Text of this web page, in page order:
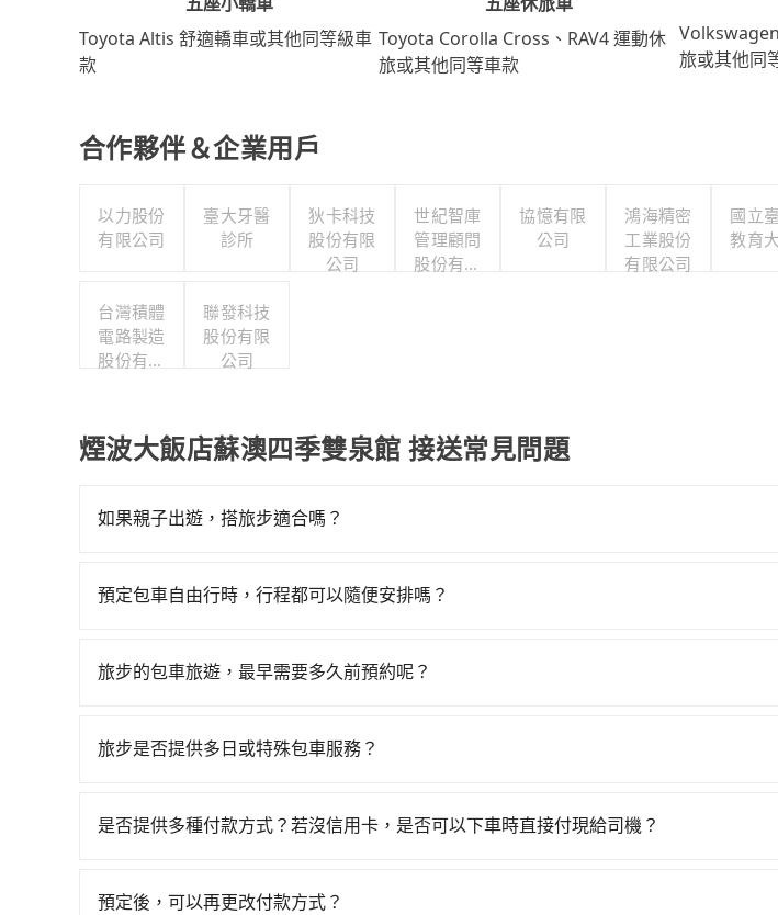
Toyota Altis 舒適轎車或其他同等級車
款
Toyota Corolla Cross、RAV4 運動休
旅或其他同等車款
旅或其他同
合作夥伴＆企業用戶
以力股份
有限公司
臺大牙醫
診所
狄卡科技
股份有限
公司
世紀智庫
管理顧問
股份有限
協憶有限
公司
鴻海精密
工業股份
有限公司
國立
教育
台灣積體
電路製造
股份有限
聯發科技
股份有限
公司
煙波大飯店蘇澳四季雙泉館 接送常見問題
如果親子出遊，搭旅步適合嗎？
出遊時安全更有保障。
預定包車自由行時，行程都可以隨便安排嗎？
的需求安排的。
旅步的包車旅遊，最早需要多久前預約呢？
不妨趁早訂購，享受更划算的價格。
旅步是否提供多日或特殊包車服務？
是否提供多種付款方式？若沒信用卡，是否可以下車時直接付現給司機？
先享受後付款等。若您沒有信用卡，建議可以使用 AFTEE 的服務，您可以在訂單成立
預定後，可以再更改付款方式？